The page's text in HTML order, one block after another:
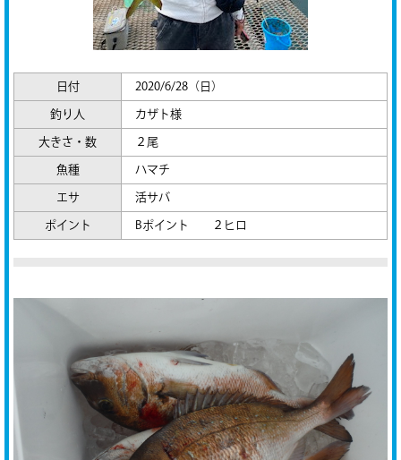
日付 2020/6/28（日）
釣り人 カザト様
大きさ・数 ２尾
魚種 ハマチ
エサ 活サバ
ポイント Bポイント ２ヒロ